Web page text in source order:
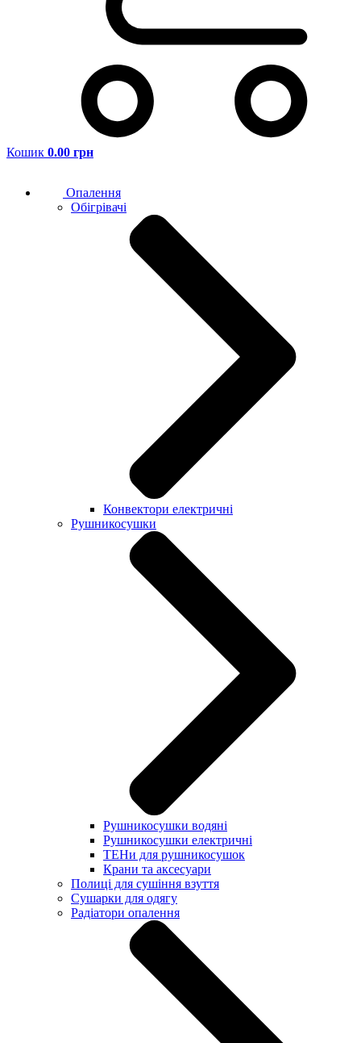
Кошик 0.00 грн
Опалення
Обігрівачі
Конвектори електричні
Рушникосушки
Рушникосушки водяні
Рушникосушки електричні
ТЕНи для рушникосушок
Крани та аксесуари
Полиці для сушіння взуття
Сушарки для одягу
Радіатори опалення